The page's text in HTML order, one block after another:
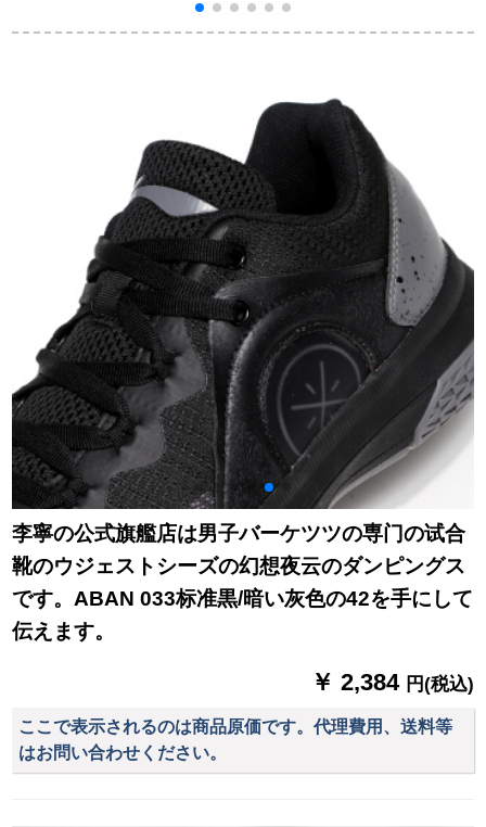
ハイブスツーKt 4ファ
文5代という新しいク
ールで、バースキー
新型の通気性が高く
ン周新基礎黒/基礎白
の43を手にします。
李寧の公式旗艦店は男子バーケツツの専门の试合
靴のウジェストシーズの幻想夜云のダンピングス
です。ABAN 033标准黒/暗い灰色の42を手にして
伝えます。
￥ 2,384 円(税込)
ここで表示されるのは商品原価です。代理費用、送料等
はお問い合わせください。